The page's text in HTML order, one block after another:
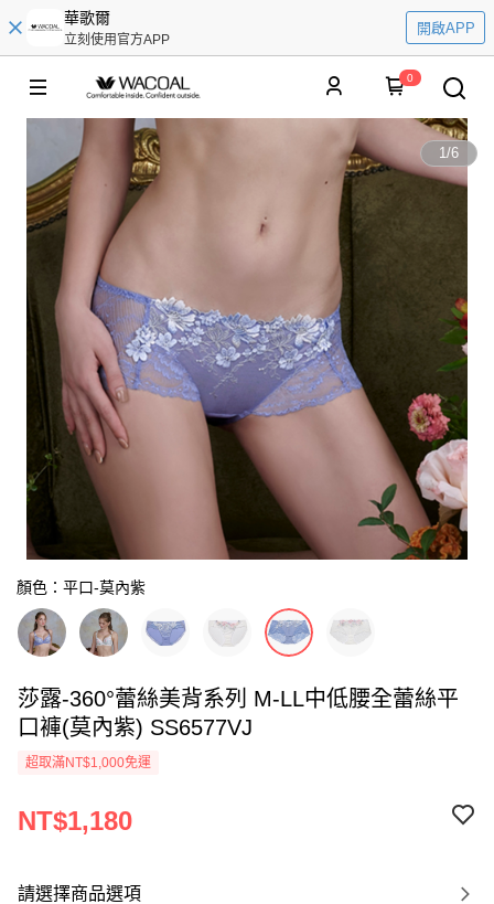
華歌爾
立刻使用官方APP
開啟APP
0
1/6
顏色：平口-莫內紫
莎露-360°蕾絲美背系列 M-LL中低腰全蕾絲平
口褲(莫內紫) SS6577VJ
超取滿NT$1,000免運
NT$1,180
請選擇商品選項